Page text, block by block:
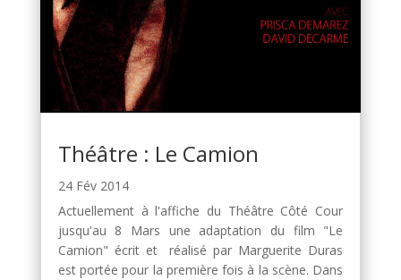
Théâtre : Le Camion
24 Fév 2014
Actuellement à l'affiche du Théâtre Côté Cour
jusqu'au 8 Mars une adaptation du film "Le
Camion" écrit et réalisé par Marguerite Duras
est portée pour la première fois à la scène. Dans